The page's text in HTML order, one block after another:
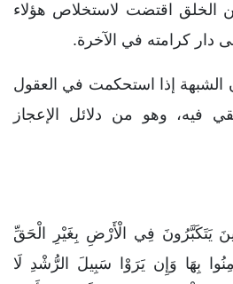
الخلق اقتضت لاستخلاص هؤلاء
دار كرامته في الآخرة.
الشبهة إذا استحكمت في العقول
فيه، وهو من دلائل الإعجاز
يَتَكَبَّرُونَ فِي الْأَرْضِ بِغَيْرِ الْحَقِّ
بِهَا وَإِن يَرَوْا سَبِيلَ الرُّشْدِ لَا